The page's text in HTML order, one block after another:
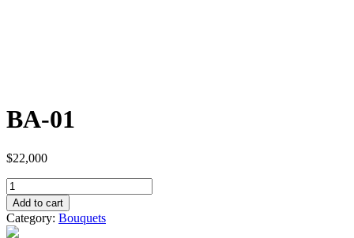
BA-01
$22,000
Quantity
Add to cart
Category: Bouquets